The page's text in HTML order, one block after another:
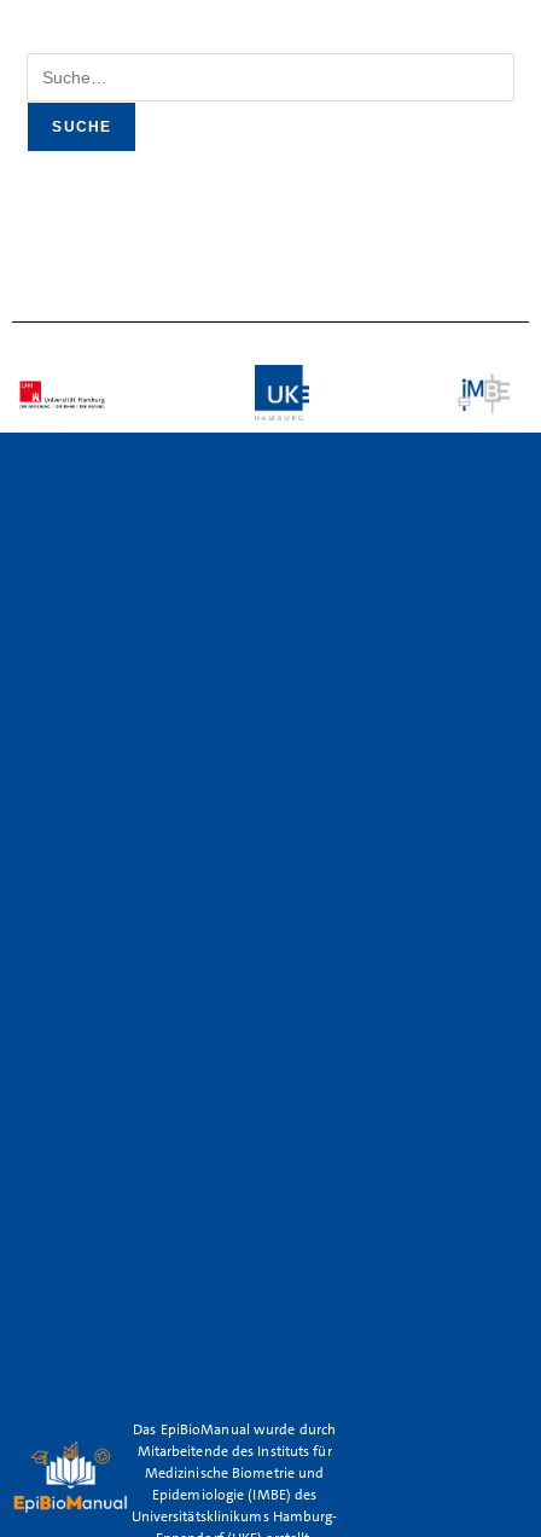
SUCHE
Das EpiBioManual wurde durch
Mitarbeitende des Instituts für
Medizinische Biometrie und
Epidemiologie (IMBE) des
Universitätsklinikums Hamburg-